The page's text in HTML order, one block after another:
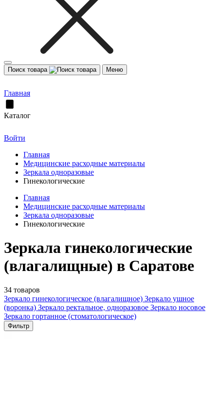
Поиск товара Меню
Главная
Каталог
Войти
Главная
Медицинские расходные материалы
Зеркала одноразовые
Гинекологические
Главная
Медицинские расходные материалы
Зеркала одноразовые
Гинекологические
Зеркала гинекологические
(влагалищные) в Саратове
34 товаров
Зеркало гинекологическое (влагалищное) Зеркало ушное
(воронка) Зеркало ректальное, одноразовое Зеркало носовое
Зеркало гортанное (стоматологическое)
Фильтр